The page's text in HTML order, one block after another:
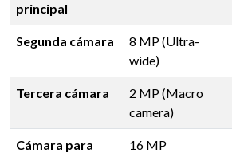
principal
Segunda cámara
8 MP (Ultra-
wide)
Tercera cámara
2 MP (Macro
camera)
Cámara para
16 MP